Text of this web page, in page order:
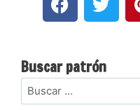
Buscar patrón